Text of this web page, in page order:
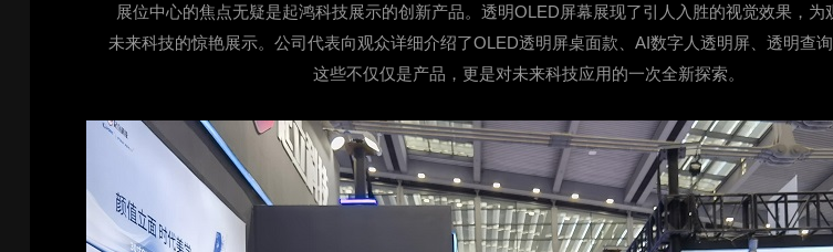
展位中心的焦点无疑是起鸿科技展示的创新产品。透明OLED屏幕展现了引人入胜的视觉效果，为
未来科技的惊艳展示。公司代表向观众详细介绍了OLED透明屏桌面款、AI数字人透明屏、透明查询
这些不仅仅是产品，更是对未来科技应用的一次全新探索。